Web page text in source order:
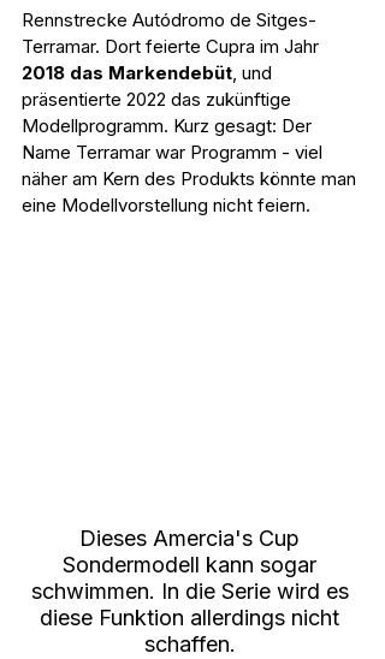
Rennstrecke Autódromo de Sitges-
Terramar. Dort feierte Cupra im Jahr
2018 das Markendebüt, und
präsentierte 2022 das zukünftige
Modellprogramm. Kurz gesagt: Der
Name Terramar war Programm - viel
näher am Kern des Produkts könnte man
eine Modellvorstellung nicht feiern.
Dieses Amercia's Cup
Sondermodell kann sogar
schwimmen. In die Serie wird es
diese Funktion allerdings nicht
schaffen.